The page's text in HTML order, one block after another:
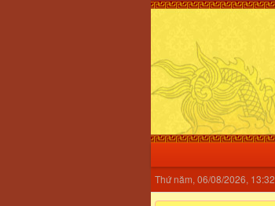
Thứ năm, 06/08/2026, 13:32